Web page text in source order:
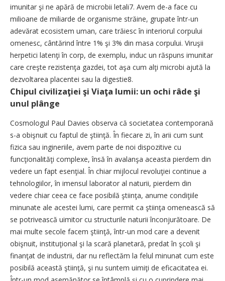
imunitar şi ne apără de microbii letali7. Avem de-a face cu
milioane de miliarde de organisme străine, grupate într-un
adevărat ecosistem uman, care trăiesc în interiorul corpului
omenesc, cântărind între 1% şi 3% din masa corpului. Viruşii
herpetici latenţi în corp, de exemplu, induc un răspuns imunitar
care creşte rezistenţa gazdei, tot aşa cum alţi microbi ajută la
dezvoltarea placentei sau la digestie8.
Chipul civilizaţiei şi Viaţa lumii: un ochi râde şi
unul plânge
Cosmologul Paul Davies observa că societatea contemporană
s-a obişnuit cu faptul de ştiinţă. În fiecare zi, în arii cum sunt
fizica sau ingineriile, avem parte de noi dispozitive cu
funcţionalităţi complexe, însă în avalanşa aceasta pierdem din
vedere un fapt esenţial. În chiar mijlocul revoluţiei continue a
tehnologiilor, în imensul laborator al naturii, pierdem din
vedere chiar ceea ce face posibilă ştiinţa, anume condiţiile
minunate ale acestei lumi, care permit ca ştiinţa omenească să
se potrivească uimitor cu structurile naturii înconjurătoare. De
mai multe secole facem ştiinţă, într-un mod care a devenit
obişnuit, instituţional şi la scară planetară, predat în şcoli şi
finanţat de industrii, dar nu reflectăm la felul minunat cum este
posibilă această ştiinţă, şi nu suntem uimiţi de eficacitatea ei.